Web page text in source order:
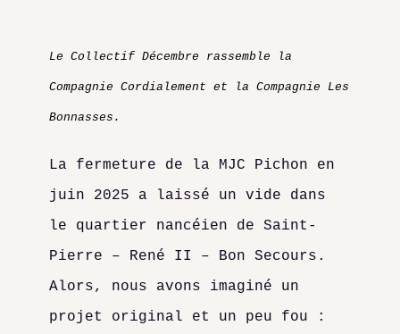
Le Collectif Décembre rassemble la
Compagnie Cordialement et la Compagnie Les
Bonnasses.
La fermeture de la MJC Pichon en
juin 2025 a laissé un vide dans
le quartier nancéien de Saint-
Pierre – René II – Bon Secours.
Alors, nous avons imaginé un
projet original et un peu fou :